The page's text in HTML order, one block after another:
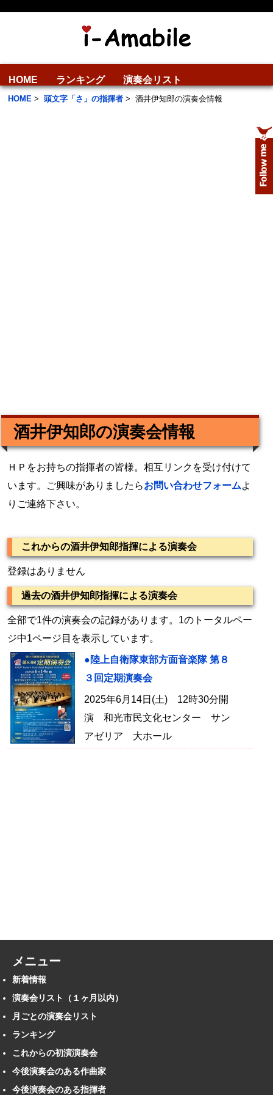
HOME ランキング 演奏会リスト
HOME > 頭文字「さ」の指揮者 > 酒井伊知郎の演奏会情報
酒井伊知郎の演奏会情報
ＨＰをお持ちの指揮者の皆様。相互リンクを受け付けて
います。ご興味がありましたらお問い合わせフォームよ
りご連絡下さい。
これからの酒井伊知郎指揮による演奏会
登録はありません
過去の酒井伊知郎指揮による演奏会
全部で1件の演奏会の記録があります。1のトータルペー
ジ中1ページ目を表示しています。
●陸上自衛隊東部方面音楽隊 第８
３回定期演奏会
2025年6月14日(土) 12時30分開
演 和光市民文化センター サン
アゼリア 大ホール
メニュー
新着情報
演奏会リスト（１ヶ月以内）
月ごとの演奏会リスト
ランキング
これからの初演演奏会
今後演奏会のある作曲家
今後演奏会のある指揮者